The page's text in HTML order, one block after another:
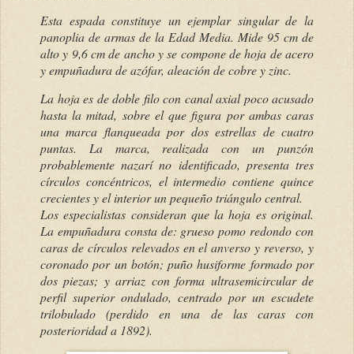
Esta espada constituye un ejemplar singular de la
panoplia de armas de la Edad Media. Mide 95 cm de
alto y 9,6 cm de ancho y se compone de hoja de acero
y empuñadura de azófar, aleación de cobre y zinc.
La hoja es de doble filo con canal axial poco acusado
hasta la mitad, sobre el que figura por ambas caras
una marca flanqueada por dos estrellas de cuatro
puntas. La marca, realizada con un punzón
probablemente nazarí no identificado, presenta tres
círculos concéntricos, el intermedio contiene quince
crecientes y el interior un pequeño triángulo central.
Los especialistas consideran que la hoja es original.
La empuñadura consta de: grueso pomo redondo con
caras de círculos relevados en el anverso y reverso, y
coronado por un botón; puño husiforme formado por
dos piezas; y arriaz con forma ultrasemicircular de
perfil superior ondulado, centrado por un escudete
trilobulado (perdido en una de las caras con
posterioridad a 1892).